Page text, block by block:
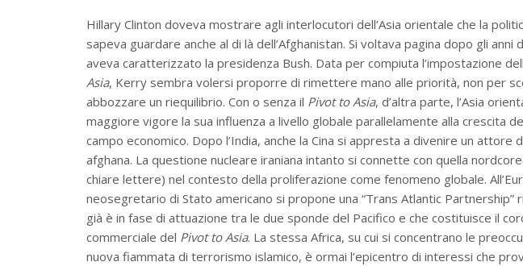
Hillary Clinton doveva mostrare agli interlocutori dell’Asia orientale che la
sapeva guardare anche al di là dell’Afghanistan. Si voltava pagina dopo gli
aveva caratterizzato la presidenza Bush. Data per compiuta l’impostazione
Asia, Kerry sembra volersi proporre di rimettere mano alle priorità, non per
abbozzare un riequilibrio. Con o senza il Pivot to Asia, d’altra parte, l’Asia
maggiore vigore la sua influenza a livello globale parallelamente alla crescita
campo economico. Dopo l’India, anche la Cina si appresta a divenire un attore
afghana. La questione nucleare iraniana intanto si connette con quella
chiare lettere) nel contesto della proliferazione come fenomeno globale.
neosegretario di Stato americano si propone una “Trans Atlantic Partnership”
già è in fase di attuazione tra le due sponde del Pacifico e che costituisce il
commerciale del Pivot to Asia. La stessa Africa, su cui si concentrano le
nuova fiammata di terrorismo islamico, è ormai l’epicentro di interessi che